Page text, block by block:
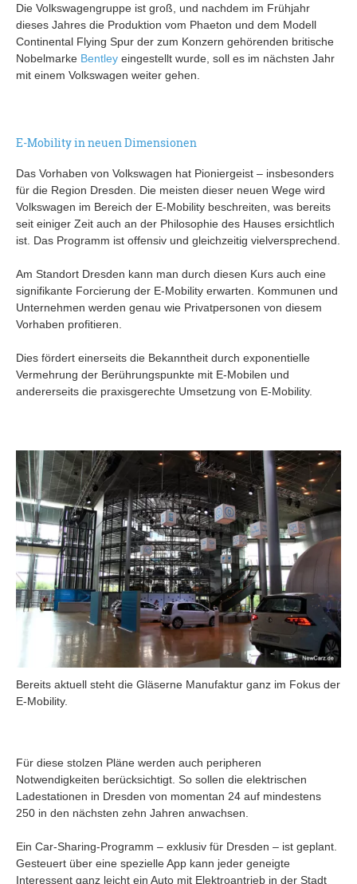
Die Volkswagengruppe ist groß, und nachdem im Frühjahr
dieses Jahres die Produktion vom Phaeton und dem Modell
Continental Flying Spur der zum Konzern gehörenden britische
Nobelmarke Bentley eingestellt wurde, soll es im nächsten Jahr
mit einem Volkswagen weiter gehen.
E-Mobility in neuen Dimensionen
Das Vorhaben von Volkswagen hat Pioniergeist – insbesonders
für die Region Dresden. Die meisten dieser neuen Wege wird
Volkswagen im Bereich der E-Mobility beschreiten, was bereits
seit einiger Zeit auch an der Philosophie des Hauses ersichtlich
ist. Das Programm ist offensiv und gleichzeitig vielversprechend.
Am Standort Dresden kann man durch diesen Kurs auch eine
signifikante Forcierung der E-Mobility erwarten. Kommunen und
Unternehmen werden genau wie Privatpersonen von diesem
Vorhaben profitieren.
Dies fördert einerseits die Bekanntheit durch exponentielle
Vermehrung der Berührungspunkte mit E-Mobilen und
andererseits die praxisgerechte Umsetzung von E-Mobility.
Bereits aktuell steht die Gläserne Manufaktur ganz im Fokus der
E-Mobility.
Für diese stolzen Pläne werden auch peripheren
Notwendigkeiten berücksichtigt. So sollen die elektrischen
Ladestationen in Dresden von momentan 24 auf mindestens
250 in den nächsten zehn Jahren anwachsen.
Ein Car-Sharing-Programm – exklusiv für Dresden – ist geplant.
Gesteuert über eine spezielle App kann jeder geneigte
Interessent ganz leicht ein Auto mit Elektroantrieb in der Stadt